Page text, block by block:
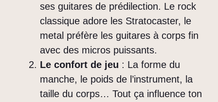
ses guitares de prédilection. Le rock
classique adore les Stratocaster, le
metal préfère les guitares à corps fin
avec des micros puissants.
Le confort de jeu : La forme du
manche, le poids de l’instrument, la
taille du corps… Tout ça influence ton